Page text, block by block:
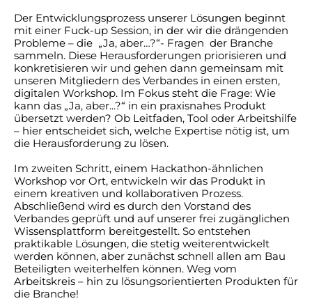
Der Entwicklungsprozess unserer Lösungen beginnt
mit einer Fuck-up Session, in der wir die drängenden
Probleme – die „Ja, aber…?“- Fragen der Branche
sammeln. Diese Herausforderungen priorisieren und
konkretisieren wir und gehen dann gemeinsam mit
unseren Mitgliedern des Verbandes in einen ersten,
digitalen Workshop. Im Fokus steht die Frage: Wie
kann das „Ja, aber...?“ in ein praxisnahes Produkt
übersetzt werden? Ob Leitfaden, Tool oder Arbeitshilfe
– hier entscheidet sich, welche Expertise nötig ist, um
die Herausforderung zu lösen.
Im zweiten Schritt, einem Hackathon-ähnlichen
Workshop vor Ort, entwickeln wir das Produkt in
einem kreativen und kollaborativen Prozess.
Abschließend wird es durch den Vorstand des
Verbandes geprüft und auf unserer frei zugänglichen
Wissensplattform bereitgestellt. So entstehen
praktikable Lösungen, die stetig weiterentwickelt
werden können, aber zunächst schnell allen am Bau
Beteiligten weiterhelfen können. Weg vom
Arbeitskreis – hin zu lösungsorientierten Produkten für
die Branche!